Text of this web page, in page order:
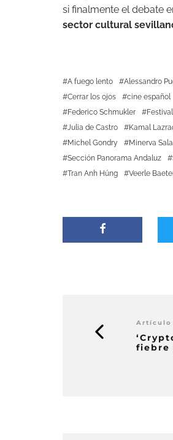
si finalmente el debate
sector cultural
A fuego lento Alessandro
Cerrar los ojos
cine español
Federico Schmukler
Julia de Castro
Kamal
Michel Gondry
Minerva
Sección Panorama Andaluz
Tran Anh Húng
Veerle
Artículo
fiebre